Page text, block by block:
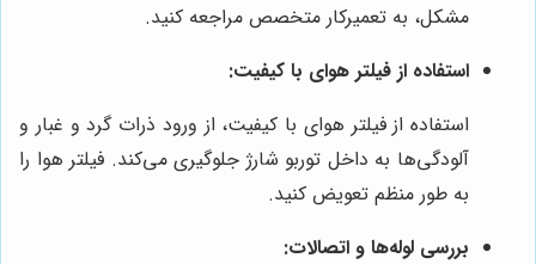
مشکل، به تعمیرکار متخصص مراجعه کنید.
استفاده از فیلتر هوای با کیفیت:
استفاده از فیلتر هوای با کیفیت، از ورود ذرات گرد و غبار و
آلودگی‌ها به داخل توربو شارژ جلوگیری می‌کند. فیلتر هوا را
به طور منظم تعویض کنید.
بررسی لوله‌ها و اتصالات: